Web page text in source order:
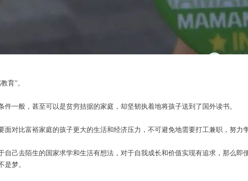
育”。
一般，甚至可以是贫穷拮据的家庭，却坚韧执着地将孩子送到了国外读书。
面对比富裕家庭的孩子更大的生活和经济压力，不可避免地需要打工兼职，努力
自己去陌生的国家求学和生活有想法，对于自我成长和价值实现有追求，那么即
是梦。